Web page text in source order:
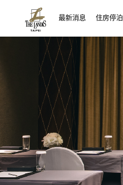
最新消息 住房停泊